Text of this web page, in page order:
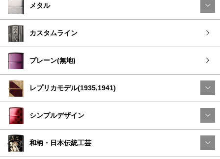
メタル
カスタムライン
プレーン(無地)
レプリカモデル(1935,1941)
シンプルデザイン
和柄・日本伝統工芸